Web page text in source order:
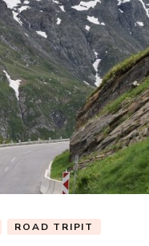
ROAD TRIPIT